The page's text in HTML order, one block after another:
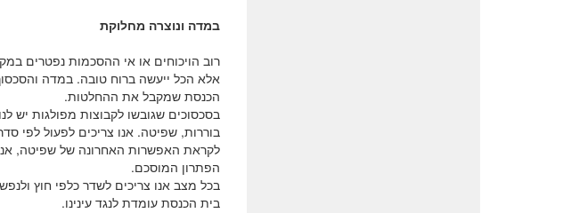
במדה ונוצרה מחלוקת
רוב הויכוחים או אי ההסכמות נפטרים
אלא הכל ייעשה ברוח טובה. במדה
הכנסת שמקבל את ההחלטות.
בסכסוכים שגובשו לקבוצות מפולגות יש
בוררות, שפיטה. אנו צריכים לפעול לפי
לקראת האפשרות האחרונה של שפיטה,
הפתרון המוסכם.
בכל מצב אנו צריכים לשדר כלפי חוץ
בית הכנסת עומדת לנגד עינינו.